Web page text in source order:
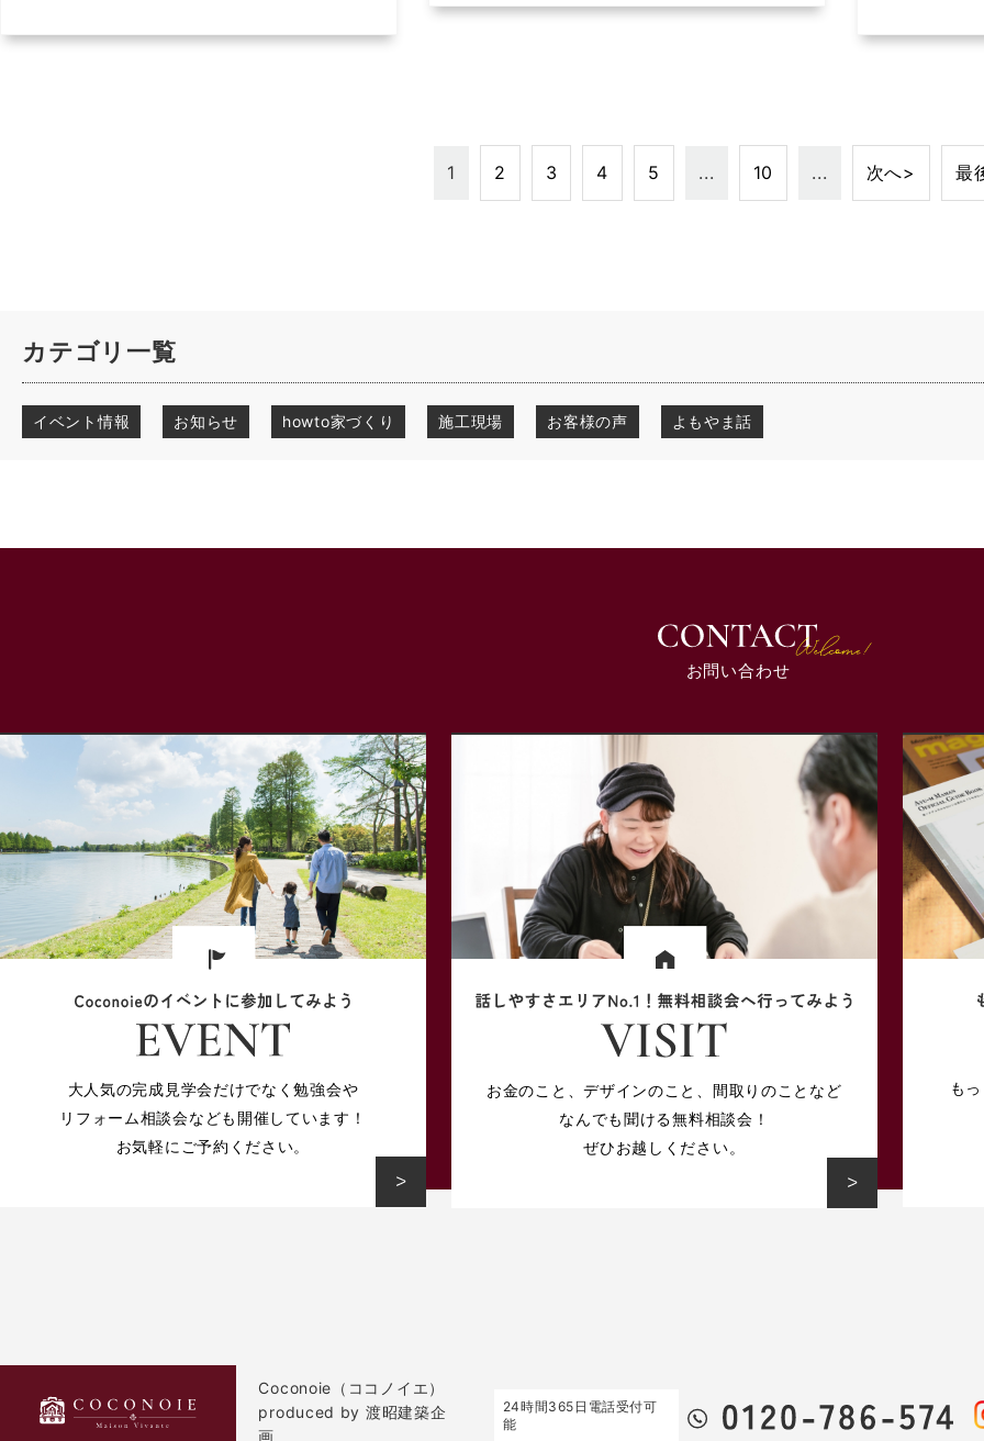
1 2 3 4 5 ... 10 ... 次へ> 最
カテゴリ一覧
イベント情報 お知らせ howto家づくり 施工現場 お客様の声 よもやま話
お問い合わせ
大人気の完成見学会だけでなく勉強会や
リフォーム相談会なども開催しています！
お気軽にご予約ください。
お金のこと、デザインのこと、 間取りのことなど
なんでも聞ける無料相談会！
ぜひお越しください。
も
Coconoie（ココノイエ）
produced by 渡昭建築企
画
24時間365日電話受付可
能